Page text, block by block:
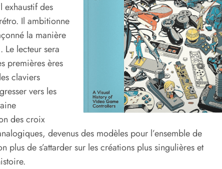
exhaustif des
Il ambitionne
la manière
Le lecteur sera
premières ères
claviers
vers les
des croix
devenus des modèles pour l’ensemble de
plus de s’attarder sur les créations plus singulières et